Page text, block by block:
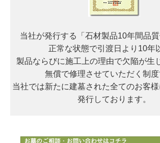
当社が発行する「石材製品10年間品質
正常な状態で引渡日より10年
製品ならびに施工上の理由で欠陥が生
無償で修理させていただく制度
当社では新たに建墓された全てのお客
発行しております。